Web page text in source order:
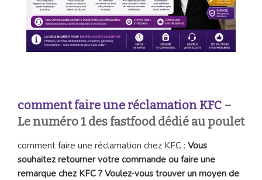
comment faire une réclamation KFC –
Le numéro 1 des fastfood dédié au poulet
comment faire une réclamation chez KFC : Vous
souhaitez retourner votre commande ou faire une
remarque chez KFC ? Voulez-vous trouver un moyen de